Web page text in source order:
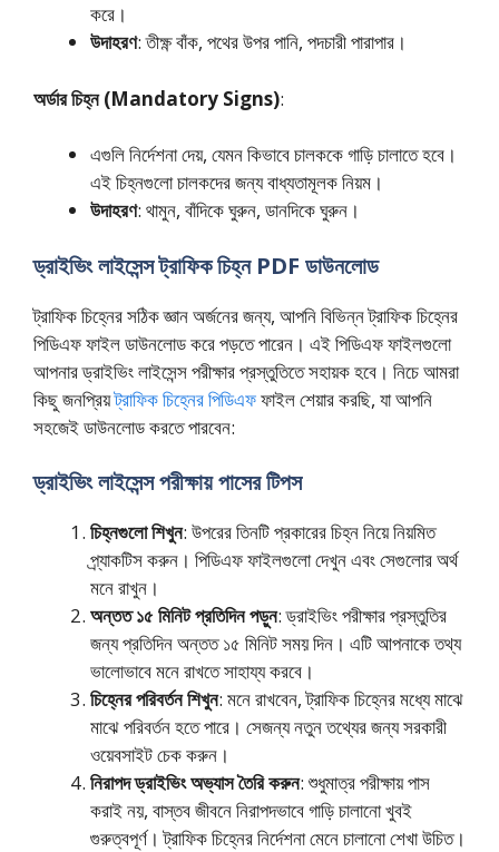
করে।
উদাহরণ: তীক্ষ্ণ বাঁক, পথের উপর পানি, পদচারী পারাপার।
অর্ডার চিহ্ন (Mandatory Signs):
এগুলি নির্দেশনা দেয়, যেমন কিভাবে চালককে গাড়ি চালাতে হবে।
এই চিহ্নগুলো চালকদের জন্য বাধ্যতামূলক নিয়ম।
উদাহরণ: থামুন, বাঁদিকে ঘুরুন, ডানদিকে ঘুরুন।
ড্রাইভিং লাইসেন্স ট্রাফিক চিহ্ন PDF ডাউনলোড
ট্রাফিক চিহ্নের সঠিক জ্ঞান অর্জনের জন্য, আপনি বিভিন্ন ট্রাফিক চিহ্নের
পিডিএফ ফাইল ডাউনলোড করে পড়তে পারেন। এই পিডিএফ ফাইলগুলো
আপনার ড্রাইভিং লাইসেন্স পরীক্ষার প্রস্তুতিতে সহায়ক হবে। নিচে আমরা
কিছু জনপ্রিয়ট্রাফিক চিহ্নের পিডিএফফাইল শেয়ার করছি, যা আপনি
সহজেই ডাউনলোড করতে পারবেন:
ড্রাইভিং লাইসেন্স পরীক্ষায় পাসের টিপস
চিহ্নগুলো শিখুন: উপরের তিনটি প্রকারের চিহ্ন নিয়ে নিয়মিত
প্র্যাকটিস করুন। পিডিএফ ফাইলগুলো দেখুন এবং সেগুলোর অর্থ
মনে রাখুন।
অন্তত ১৫ মিনিট প্রতিদিন পড়ুন: ড্রাইভিং পরীক্ষার প্রস্তুতির
জন্য প্রতিদিন অন্তত ১৫ মিনিট সময় দিন। এটি আপনাকে তথ্য
ভালোভাবে মনে রাখতে সাহায্য করবে।
চিহ্নের পরিবর্তন শিখুন: মনে রাখবেন, ট্রাফিক চিহ্নের মধ্যে মাঝে
মাঝে পরিবর্তন হতে পারে। সেজন্য নতুন তথ্যের জন্য সরকারী
ওয়েবসাইট চেক করুন।
নিরাপদ ড্রাইভিং অভ্যাস তৈরি করুন: শুধুমাত্র পরীক্ষায় পাস
করাই নয়, বাস্তব জীবনে নিরাপদভাবে গাড়ি চালানো খুবই
গুরুত্বপূর্ণ। ট্রাফিক চিহ্নের নির্দেশনা মেনে চালানো শেখা উচিত।